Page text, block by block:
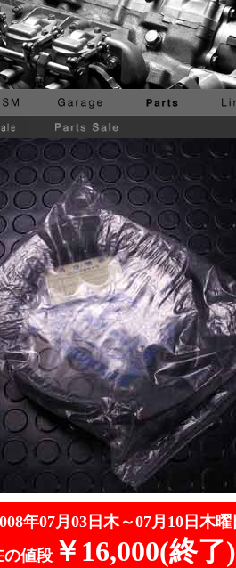
年07月03日木～07月10日木曜
の値段 ￥16,000(終了)